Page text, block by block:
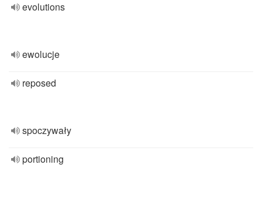
evolutions
ewolucje
reposed
spoczywały
portioning